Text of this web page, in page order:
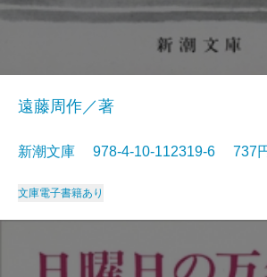
遠藤周作／著
新潮文庫 978-4-10-112319-6 737
文庫電子書籍あり